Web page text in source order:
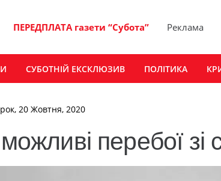
ПЕРЕДПЛАТА газети “Субота” Реклама
СУБОТНІЙ ЕКСКЛЮЗИВ ПОЛІТИКА
20 Жовтня, 2020
перебої